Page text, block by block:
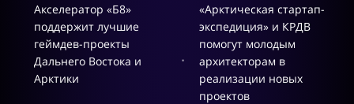
Акселератор «Б8»
поддержит лучшие
геймдев-проекты
Дальнего Востока и
Арктики
«Арктическая стартап-
экспедиция» и КРДВ
помогут молодым
архитекторам в
реализации новых
проектов